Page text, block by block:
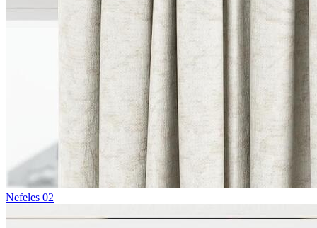
Nefeles 02